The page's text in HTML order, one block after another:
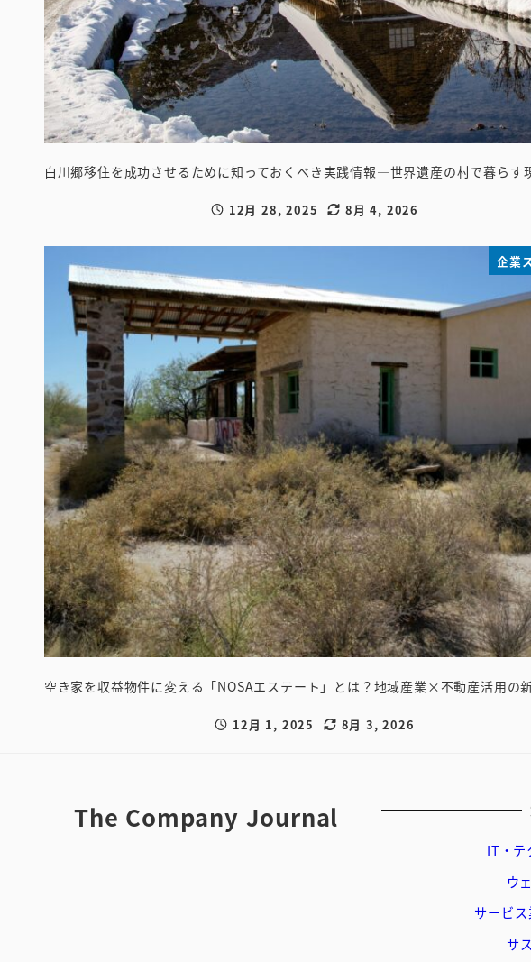
白川郷移住を成功させるために知っておくべき実践情報―世界遺産の村で暮ら
投稿日
12月 28, 2025
更新日
8月 4, 2026
企業
空き家を収益物件に変える「NOSAエステート」とは？地域産業×不動産活用の
投稿日
12月 1, 2025
更新日
8月 3, 2026
The Company Journal
IT・テ
ウ
サービス
サ